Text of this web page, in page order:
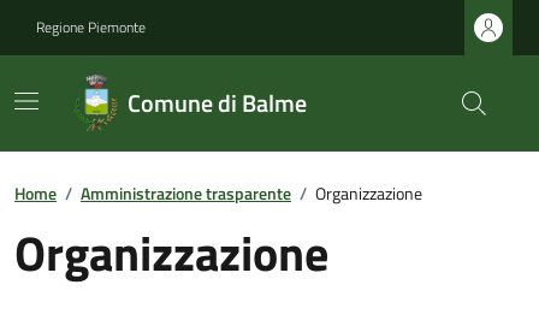
Regione Piemonte
Comune di Balme
Home / Amministrazione trasparente / Organizzazione
Organizzazione